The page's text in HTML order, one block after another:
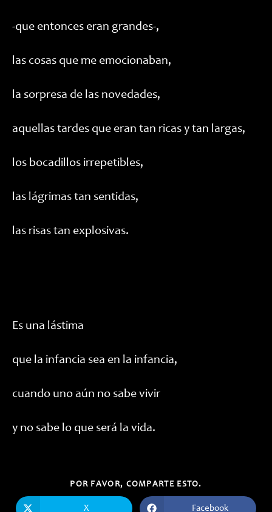
-que entonces eran grandes-,
las cosas que me emocionaban,
la sorpresa de las novedades,
aquellas tardes que eran tan ricas y tan largas,
los bocadillos irrepetibles,
las lágrimas tan sentidas,
las risas tan explosivas.
Es una lástima
que la infancia sea en la infancia,
cuando uno aún no sabe vivir
y no sabe lo que será la vida.
POR FAVOR, COMPARTE ESTO.
CONTENIDO
X Facebook